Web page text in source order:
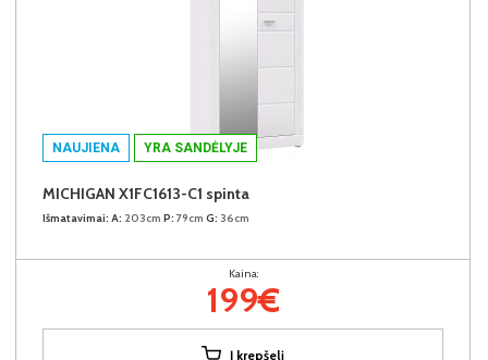
NAUJIENA YRA SANDĖLYJE
MICHIGAN X1FC1613-C1 spinta
Išmatavimai: A: 203cm P: 79cm G: 36cm
Kaina:
199€
Į krepšelį